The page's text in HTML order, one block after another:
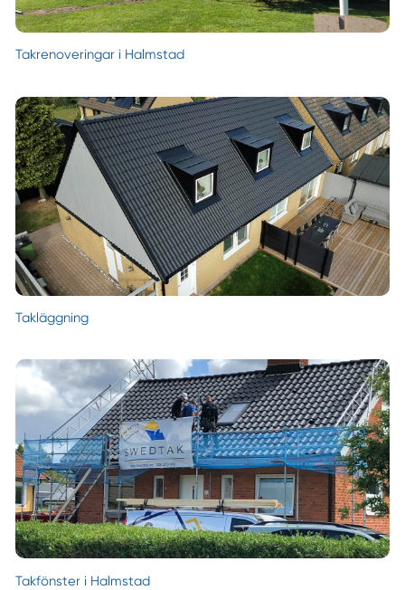
Takrenoveringar i Halmstad
Takläggning
Takfönster i Halmstad